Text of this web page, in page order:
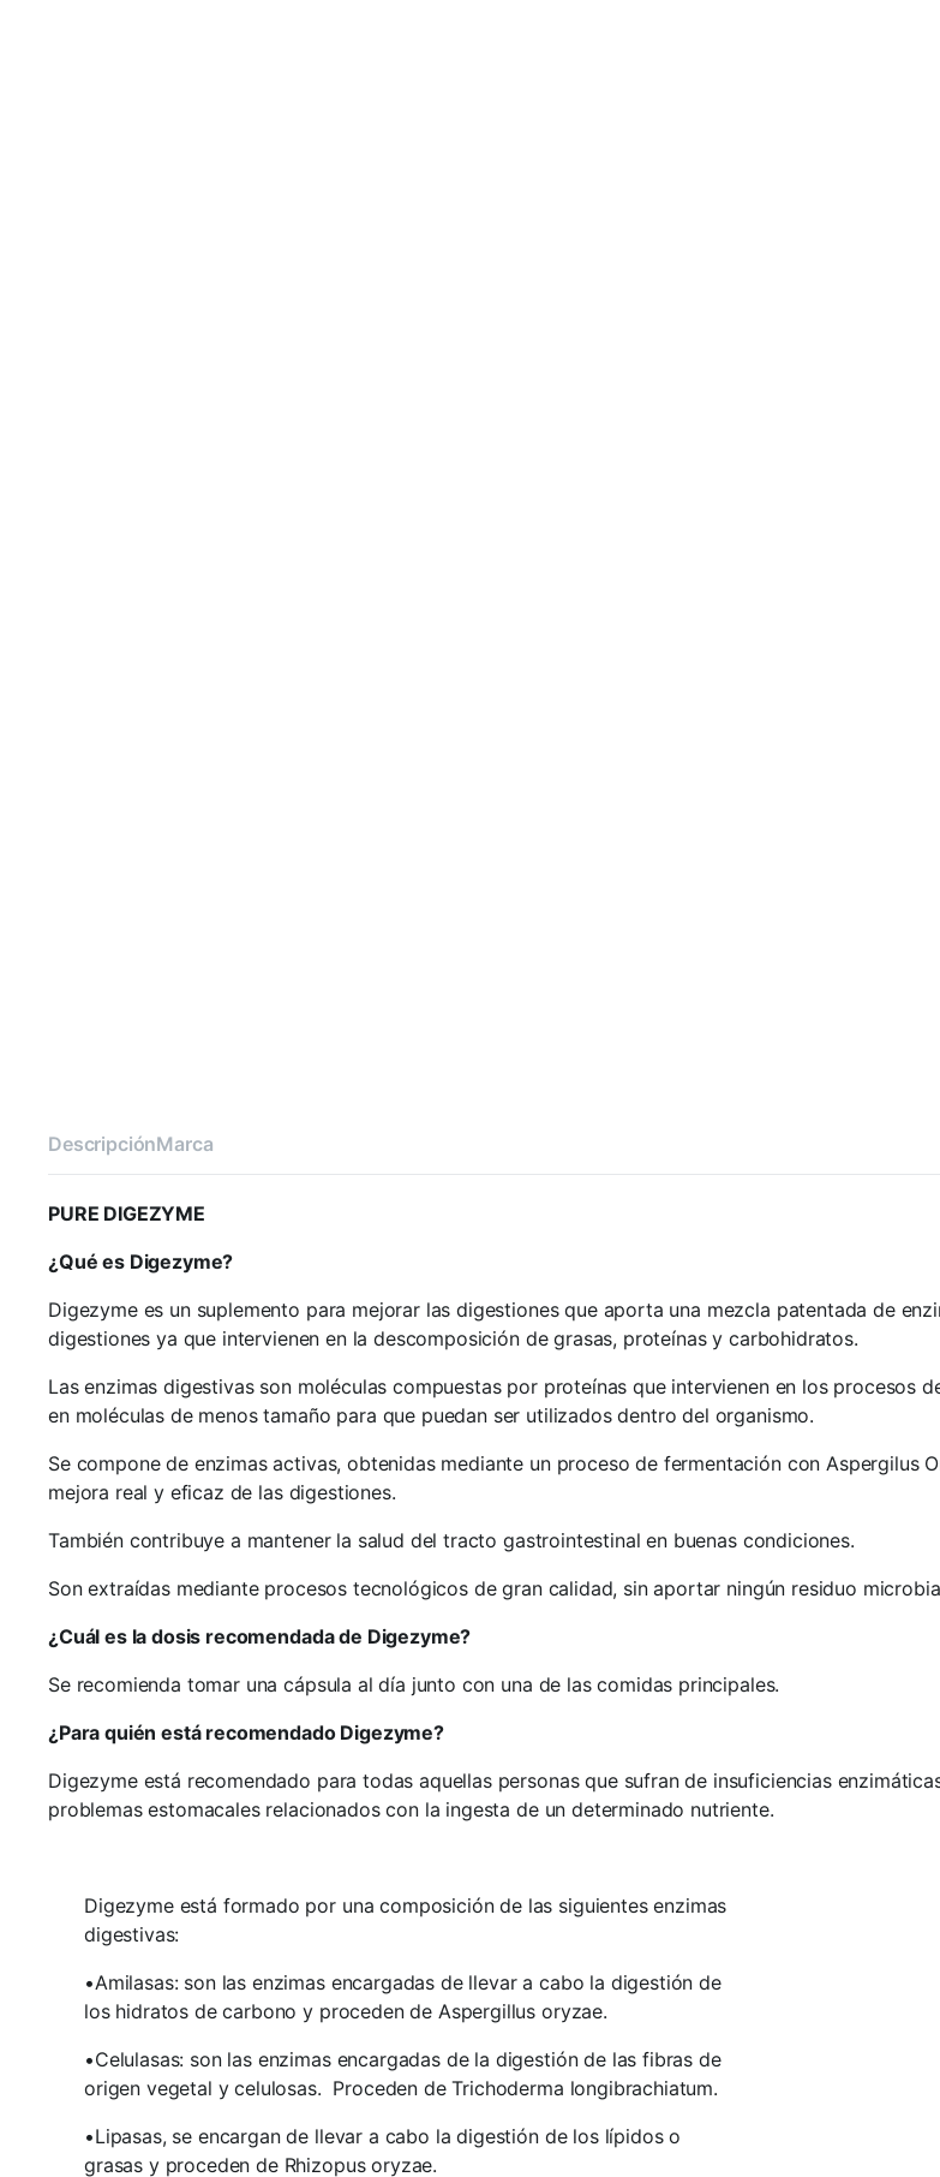
DescripciónMarca
PURE DIGEZYME
¿Qué es Digezyme?
Digezyme es un suplemento para mejorar las digestiones que aporta una mezcla patentada de
digestiones ya que intervienen en la descomposición de grasas, proteínas y carbohidratos.
Las enzimas digestivas son moléculas compuestas por proteínas que intervienen en los procesos
en moléculas de menos tamaño para que puedan ser utilizados dentro del organismo.
Se compone de enzimas activas, obtenidas mediante un proceso de fermentación con Aspergilus
mejora real y eficaz de las digestiones.
También contribuye a mantener la salud del tracto gastrointestinal en buenas condiciones.
Son extraídas mediante procesos tecnológicos de gran calidad, sin aportar ningún residuo
¿Cuál es la dosis recomendada de Digezyme?
Se recomienda tomar una cápsula al día junto con una de las comidas principales.
¿Para quién está recomendado Digezyme?
Digezyme está recomendado para todas aquellas personas que sufran de insuficiencias
problemas estomacales relacionados con la ingesta de un determinado nutriente.
Digezyme está formado por una composición de las siguientes enzimas
digestivas:
•Amilasas: son las enzimas encargadas de llevar a cabo la digestión de
los hidratos de carbono y proceden de Aspergillus oryzae.
•Celulasas: son las enzimas encargadas de la digestión de las fibras de
origen vegetal y celulosas. Proceden de Trichoderma longibrachiatum.
•Lipasas, se encargan de llevar a cabo la digestión de los lípidos o
grasas y proceden de Rhizopus oryzae.